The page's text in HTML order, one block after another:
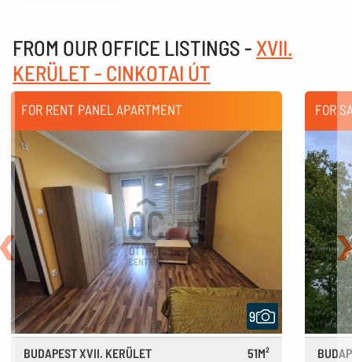
FROM OUR OFFICE LISTINGS - XVII.
KERÜLET - CINKOTAI ÚT
FOR RENT PANEL APARTMENT
9
BUDAPEST XVII. KERÜLET
51M²
FOR
Back